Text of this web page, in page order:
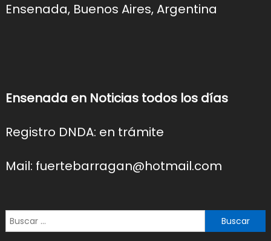
Ensenada, Buenos Aires, Argentina
Ensenada en Noticias todos los días
Registro DNDA: en trámite
Mail: fuertebarragan@hotmail.com
Buscar: